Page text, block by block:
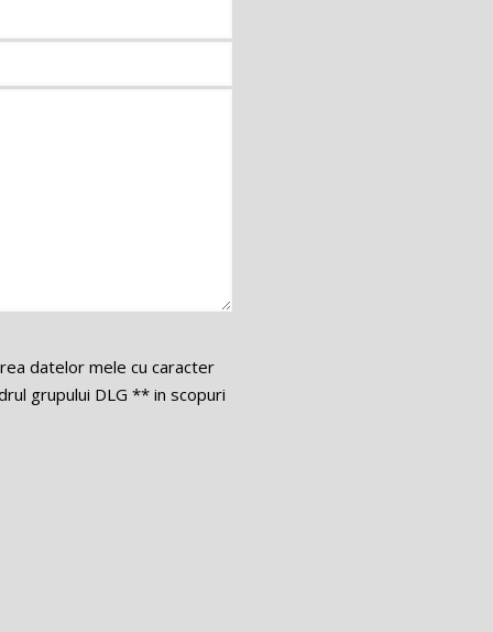
datelor mele cu caracter
grupului DLG ** in scopuri